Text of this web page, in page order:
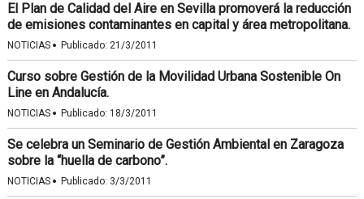
El Plan de Calidad del Aire en Sevilla promoverá la reducción
de emisiones contaminantes en capital y área metropolitana.
NOTICIAS · Publicado: 21/3/2011
Curso sobre Gestión de la Movilidad Urbana Sostenible On
Line en Andalucía.
NOTICIAS · Publicado: 18/3/2011
Se celebra un Seminario de Gestión Ambiental en Zaragoza
sobre la “huella de carbono”.
NOTICIAS · Publicado: 3/3/2011